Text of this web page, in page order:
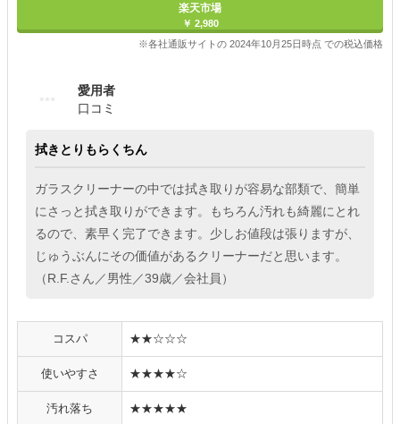
楽天市場
￥ 2,980
※各社通販サイトの 2024年10月25日時点 での税込価格
愛用者
口コミ
拭きとりもらくちん
ガラスクリーナーの中では拭き取りが容易な部類で、簡単
にさっと拭き取りができます。もちろん汚れも綺麗にとれ
るので、素早く完了できます。少しお値段は張りますが、
じゅうぶんにその価値があるクリーナーだと思います。
（R.F.さん／男性／39歳／会社員）
コスパ ★★☆☆☆
使いやすさ ★★★★☆
汚れ落ち ★★★★★